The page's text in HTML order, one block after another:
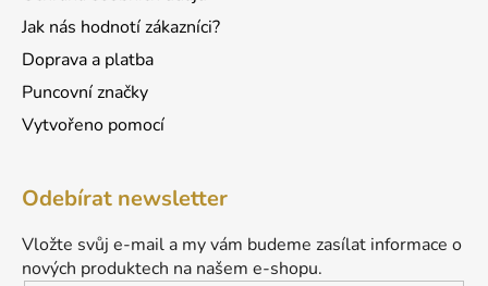
Jak nás hodnotí zákazníci?
Doprava a platba
Puncovní značky
Vytvořeno pomocí
Odebírat newsletter
Vložte svůj e-mail a my vám budeme zasílat informace o
nových produktech na našem e-shopu.